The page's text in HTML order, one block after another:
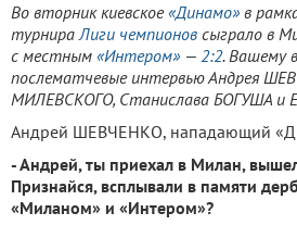
Во вторник киевское«Динамо»в
турнираЛиги чемпионов сыграло в
с местным «Интером»— 2:2. Вашему
послематчевые интервью Андрея
МИЛЕВСКОГО, Станислава БОГУША и
Андрей ШЕВЧЕНКО, нападающий
- Андрей, ты приехал в Милан,
Признайся, всплывали в памяти
«Миланом» и «Интером»?